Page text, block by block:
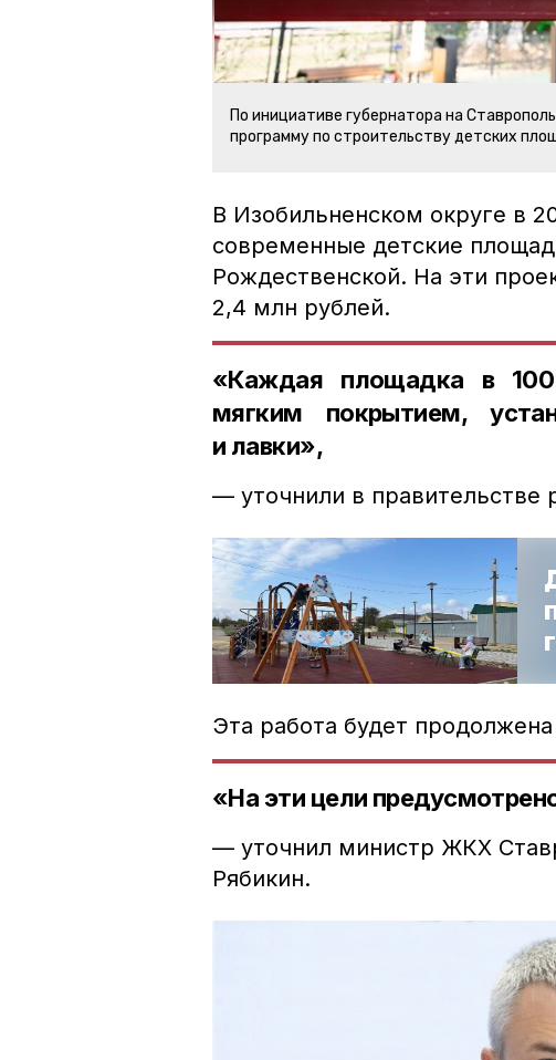
По инициативе губернатора на
программу по строительству детских
В Изобильненском округе в
современные детские
Рождественской. На эти
2,4 млн рублей.
«Каждая площадка в
мягким покрытием,
и лавки»,
— уточнили в правительстве
Эта работа будет
«На эти цели
— уточнил министр ЖКХ
Рябикин.